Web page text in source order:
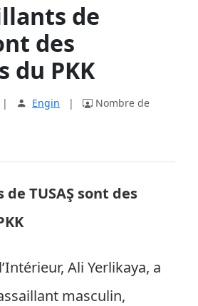
de
des
du PKK
| Engin |
Nombre de
TUSAŞ sont des
Ali Yerlikaya, a
masculin,